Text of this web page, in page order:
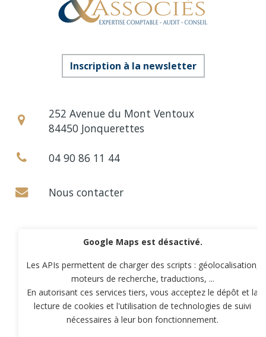
Inscription à la newsletter
252 Avenue du Mont Ventoux
84450 Jonquerettes
04 90 86 11 44
Nous contacter
Google Maps est désactivé.
Les APIs permettent de charger des scripts : géolocalisation,
moteurs de recherche, traductions, ...
En autorisant ces services tiers, vous acceptez le dépôt et la
lecture de cookies et l'utilisation de technologies de suivi
nécessaires à leur bon fonctionnement.